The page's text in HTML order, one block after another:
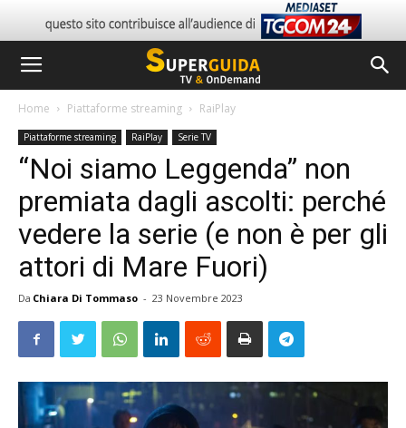
Home Piattaforme streaming RaiPlay
Piattaforme streaming RaiPlay Serie TV
“Noi siamo Leggenda” non
premiata dagli ascolti: perché
vedere la serie (e non è per gli
attori di Mare Fuori)
Da Chiara Di Tommaso - 23 Novembre 2023